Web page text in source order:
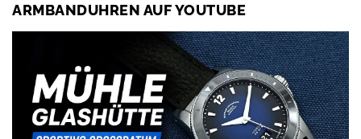
ARMBANDUHREN AUF YOUTUBE